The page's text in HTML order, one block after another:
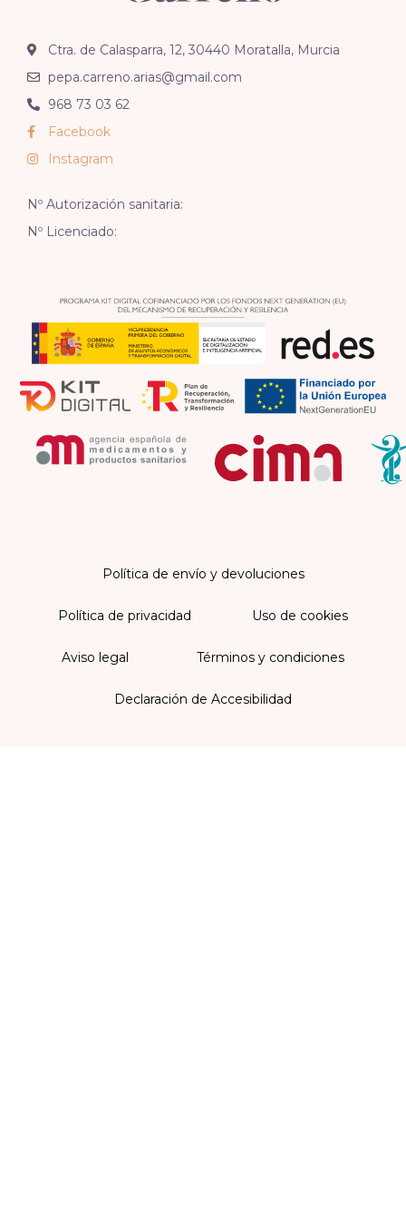
Ctra. de Calasparra, 12, 30440 Moratalla, Murcia
pepa.carreno.arias@gmail.com
968 73 03 62
Facebook
Instagram
Nº Autorización sanitaria:
Nº Licenciado:
Política de envío y devoluciones
Política de privacidad Uso de cookies
Aviso legal Términos y condiciones
Declaración de Accesibilidad